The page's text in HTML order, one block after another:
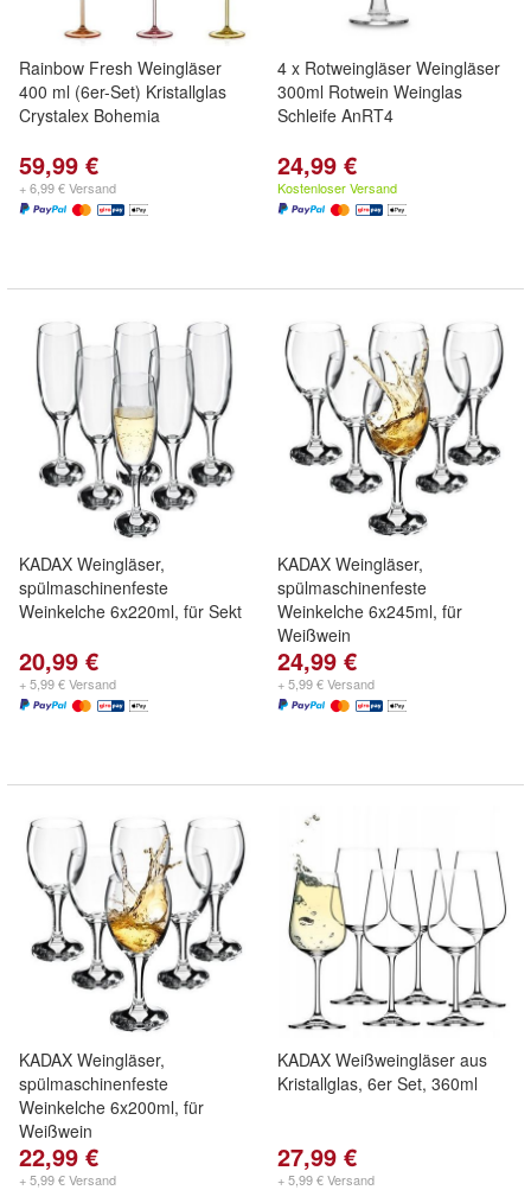
Rainbow Fresh Weingläser
400 ml (6er-Set) Kristallglas
Crystalex Bohemia
59,99 €
+ 6,99 € Versand
4 x Rotweingläser Weingläser
300ml Rotwein Weinglas
Schleife AnRT4
24,99 €
Kostenloser Versand
KADAX Weingläser,
spülmaschinenfeste
Weinkelche 6x220ml, für Sekt
20,99 €
+ 5,99 € Versand
KADAX Weingläser,
spülmaschinenfeste
Weinkelche 6x245ml, für
Weißwein
24,99 €
+ 5,99 € Versand
KADAX Weingläser,
spülmaschinenfeste
Weinkelche 6x200ml, für
Weißwein
22,99 €
+ 5,99 € Versand
KADAX Weißweingläser aus
Kristallglas, 6er Set, 360ml
27,99 €
+ 5,99 € Versand